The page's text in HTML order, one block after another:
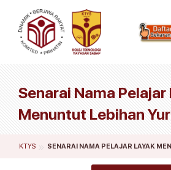
Senarai Nama Pelajar
Menuntut Lebihan
KTYS » SENARAI NAMA PELAJAR LAYAK